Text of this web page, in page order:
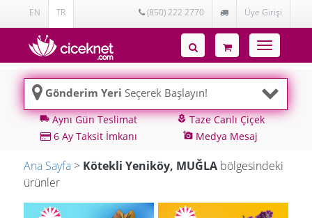
EN TR (850) 222 2770 Üye Girişi
Toggle
navigation
Gönderim Yeri Seçerek Başlayın!
local_shippingAynı Gün Teslimat local_floristTaze Canlı Çiçek
6 Ay Taksit İmkanı
add_a_photo Medya Mesaj
Ana Sayfa > Kötekli Yeniköy, MUĞLA bölgesindeki
ürünler